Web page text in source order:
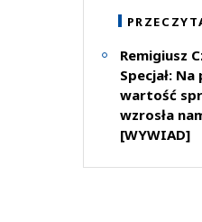
Remigiusz
Specjał:
wartość
wzrosła
[WYWIAD]